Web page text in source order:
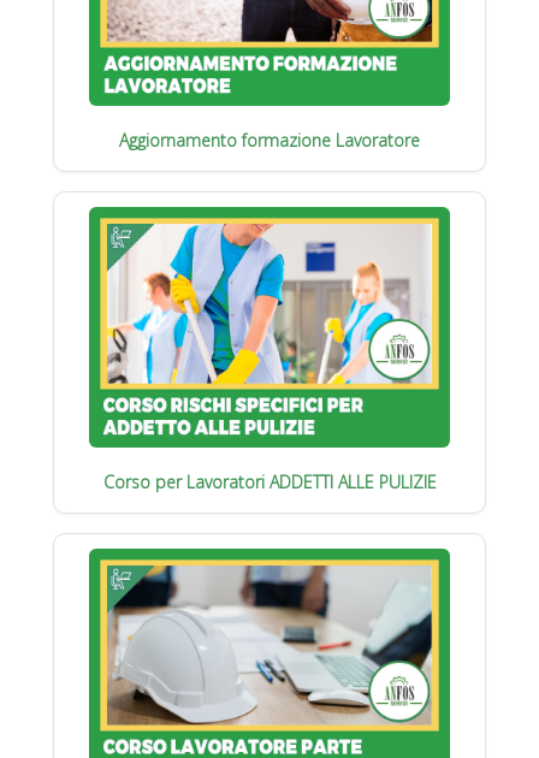
Aggiornamento formazione Lavoratore
Corso per Lavoratori ADDETTI ALLE PULIZIE